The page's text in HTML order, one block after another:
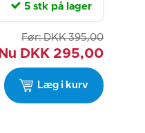
5 stk på lager
Før: DKK 395,00
Nu DKK 295,00
Læg i kurv